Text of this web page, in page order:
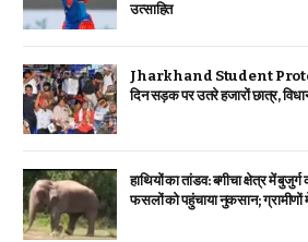
उत्साहित
Jharkhand Student
दिन सड़क पर उतरे हजारों छात्र,
हाथियों का तांडव: बगीचा क्षेत्र में
फसलों को पहुंचाया नुकसान;